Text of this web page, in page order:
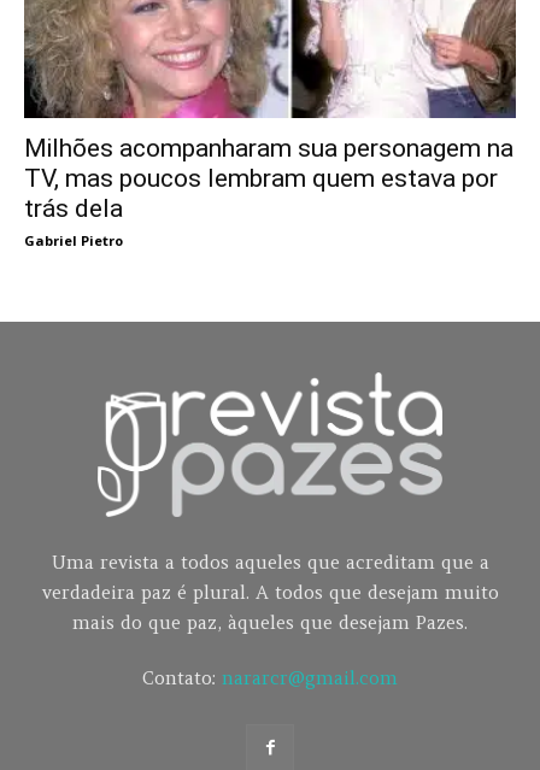
Milhões acompanharam sua personagem na
TV, mas poucos lembram quem estava por
trás dela
Gabriel Pietro
Uma revista a todos aqueles que acreditam que a
verdadeira paz é plural. A todos que desejam muito
mais do que paz, àqueles que desejam Pazes.
Contato: nararcr@gmail.com